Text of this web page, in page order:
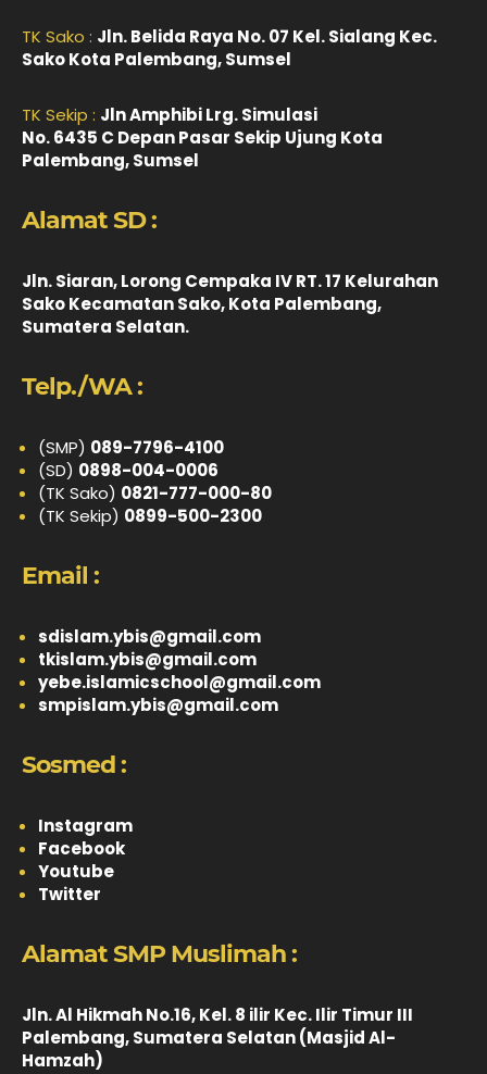
TK Sako : Jln. Belida Raya No. 07 Kel. Sialang Kec.
Sako Kota Palembang, Sumsel
TK Sekip : Jln Amphibi Lrg. Simulasi
No. 6435 C Depan Pasar Sekip Ujung Kota
Palembang, Sumsel
Alamat SD :
Jln. Siaran, Lorong Cempaka IV RT. 17 Kelurahan
Sako Kecamatan Sako, Kota Palembang,
Sumatera Selatan.
Telp./WA :
(SMP) 089-7796-4100
(SD) 0898-004-0006
(TK Sako) 0821-777-000-80
(TK Sekip) 0899-500-2300
Email :
sdislam.ybis@gmail.com
tkislam.ybis@gmail.com
yebe.islamicschool@gmail.com
smpislam.ybis@gmail.com
Sosmed :
Instagram
Facebook
Youtube
Twitter
Alamat SMP Muslimah :
Jln. Al Hikmah No.16, Kel. 8 ilir Kec. Ilir Timur III
Palembang, Sumatera Selatan (Masjid Al-
Hamzah)